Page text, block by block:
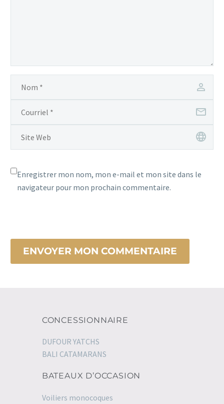
Enregistrer mon nom, mon e-mail et mon site dans le
navigateur pour mon prochain commentaire.
ENVOYER MON COMMENTAIRE
CONCESSIONNAIRE
DUFOUR YATCHS
BALI CATAMARANS
BATEAUX D’OCCASION
Voiliers monocoques